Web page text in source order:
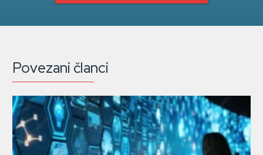
Povezani članci